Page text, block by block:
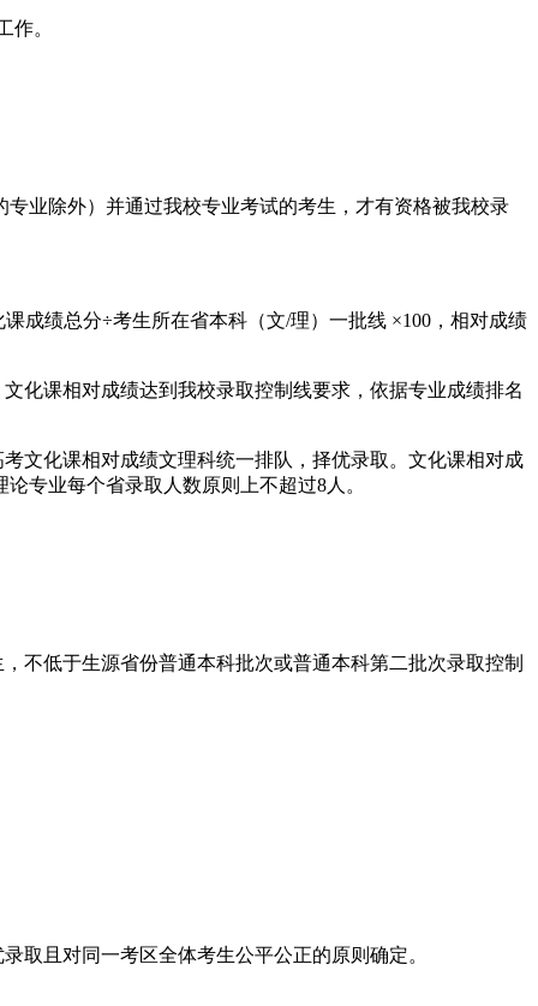
作。
业除外）并通过我校专业考试的考生，才有资格被我校录
成绩总分÷考生所在省本科（文/理）一批线 ×100，相对成绩
化课相对成绩达到我校录取控制线要求，依据专业成绩排名
文化课相对成绩文理科统一排队，择优录取。文化课相对成
专业每个省录取人数原则上不超过8人。
不低于生源省份普通本科批次或普通本科第二批次录取控制
取且对同一考区全体考生公平公正的原则确定。